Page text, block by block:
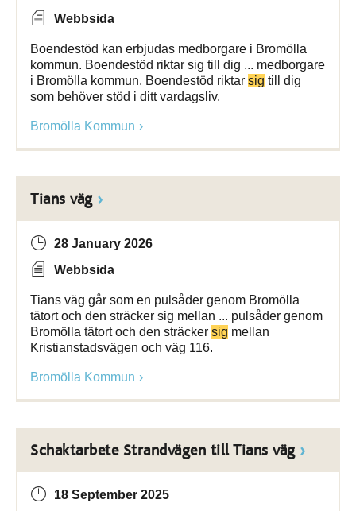
Webbsida
Boendestöd kan erbjudas medborgare i Bromölla
kommun. Boendestöd riktar sig till dig ... medborgare
i Bromölla kommun. Boendestöd riktar sig till dig
som behöver stöd i ditt vardagsliv.
Bromölla Kommun
Tians väg
28 January 2026
Webbsida
Tians väg går som en pulsåder genom Bromölla
tätort och den sträcker sig mellan ... pulsåder genom
Bromölla tätort och den sträcker sig mellan
Kristianstadsvägen och väg 116.
Bromölla Kommun
Schaktarbete Strandvägen till Tians väg
18 September 2025